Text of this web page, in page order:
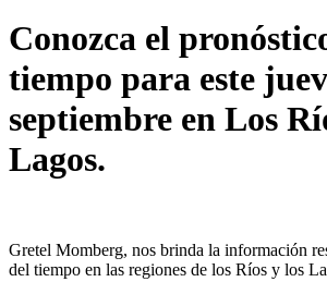
Conozca el
tiempo para este
septiembre en Los
Lagos.
Gretel Momberg, nos brinda la información
del tiempo en las regiones de los Ríos y los